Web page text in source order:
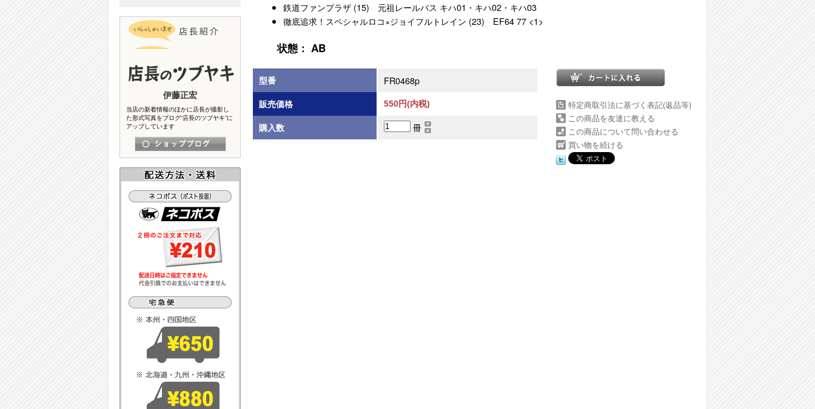
伊藤正宏
当店の新着情報のほかに店長が撮影し
た形式写真をブログ“店長のツブヤキ”に
アップしています
鉄道ファンプラザ (15) 元祖レールバス キハ01・キハ02・キハ03
徹底追求！スペシャルロコ×ジョイフルトレイン (23) EF64 77 <1>
状態： AB
型番 FR0468p
販売価格 550円(内税)
購入数 冊
特定商取引法に基づく表記(返品等)
この商品を友達に教える
この商品について問い合わせる
買い物を続ける